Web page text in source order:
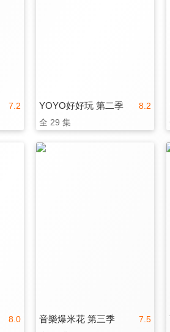
7.2 8.2
YOYO好好玩 第二季
全 29 集
8.0 7.5
音樂爆米花 第三季